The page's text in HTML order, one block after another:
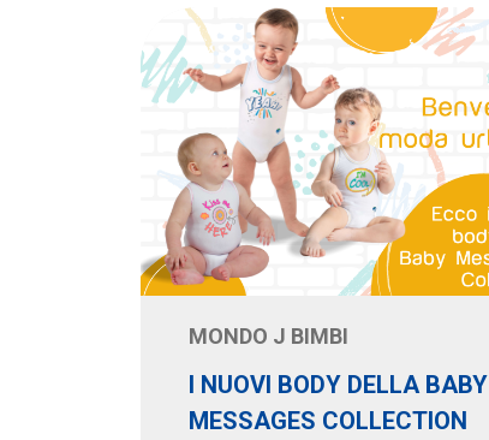
MONDO J BIMBI
I NUOVI BODY DELLA BABY
MESSAGES COLLECTION